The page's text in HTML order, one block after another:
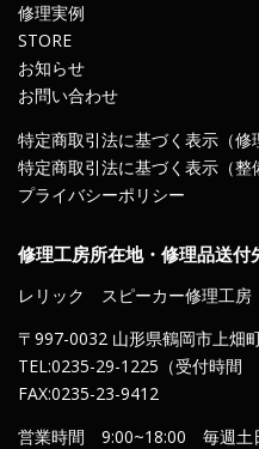
修理実例
STORE
お知らせ
お問い合わせ
特定商取引法に基づく表示（修
特定商取引法に基づく表示（整
プライバシーポリシー
修理工房所在地・修理品送付
レリック スピーカー修理工房
〒997-0032 山形県鶴岡市上畑
TEL:0235-29-1225（受付時間
FAX:0235-23-9412
営業時間 9:00~18:00 毎週土